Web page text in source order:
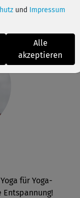
für Yoga-
und Impressum
Alle
akzeptieren